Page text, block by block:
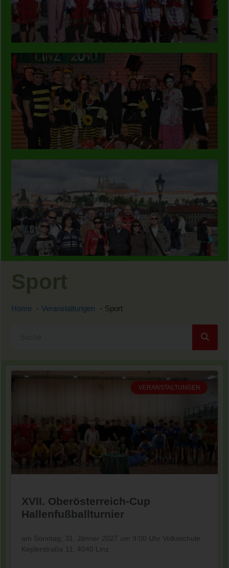
Sport
Home Veranstaltungen Sport
VERANSTALTUNGEN
XVII. Oberösterreich-Cup
Hallenfußballturnier
am Sonntag, 31. Jänner 2027 um 9:00 Uhr Volksschule
Keplerstraße 11, 4040 Linz